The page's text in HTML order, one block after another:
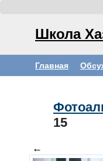
Школа
Главная
15
←